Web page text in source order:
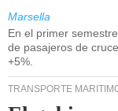
Marsella
En el primer
de pasajeros de
+5%.
TRANSPORTE